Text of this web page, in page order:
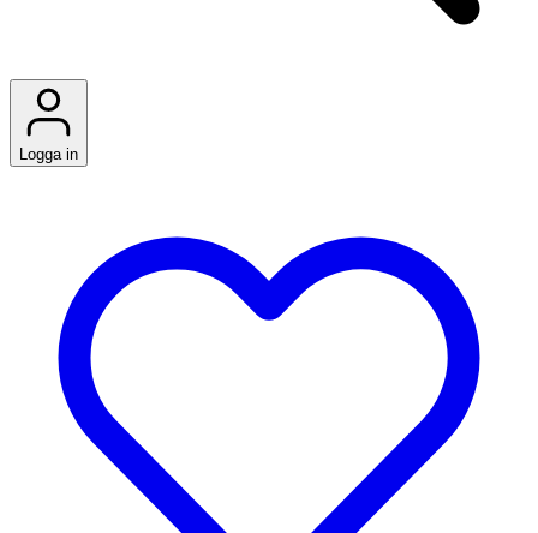
Logga in